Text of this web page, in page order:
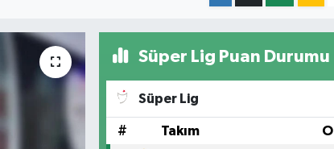
Süper Lig Puan Durumu
Süper Lig
# Takım O